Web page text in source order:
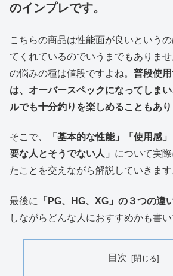
のインプレです。
こちらの商品は性能面が良いという
てくれているのでいうまでもありま
の悩みの種は値段ですよね。 普段使
は、オーバースペックになってしま
ルでも十分釣りを楽しめることもあり
そこで、
「基本的な性能」「使用感
要な人とそうでない人」 について実
たことを交えながら解説していきます
最後に 「PG、HG、XG」の３つの違
しながらどんな人におすすめかも書い
目次